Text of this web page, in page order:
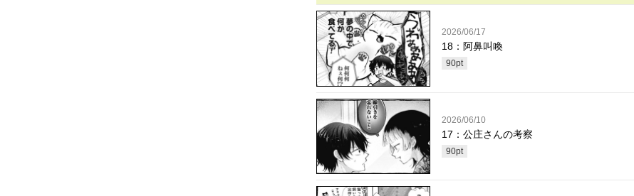
2026/06/17
18：阿鼻叫喚
90pt
2026/06/10
17：公庄さんの考察
90pt